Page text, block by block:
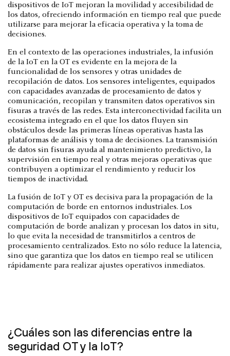
dispositivos de IoT mejoran la movilidad y accesibilidad de
los datos, ofreciendo información en tiempo real que puede
utilizarse para mejorar la eficacia operativa y la toma de
decisiones.
En el contexto de las operaciones industriales, la infusión
de la IoT en la OT es evidente en la mejora de la
funcionalidad de los sensores y otras unidades de
recopilación de datos. Los sensores inteligentes, equipados
con capacidades avanzadas de procesamiento de datos y
comunicación, recopilan y transmiten datos operativos sin
fisuras a través de las redes. Esta interconectividad facilita un
ecosistema integrado en el que los datos fluyen sin
obstáculos desde las primeras líneas operativas hasta las
plataformas de análisis y toma de decisiones. La transmisión
de datos sin fisuras ayuda al mantenimiento predictivo, la
supervisión en tiempo real y otras mejoras operativas que
contribuyen a optimizar el rendimiento y reducir los
tiempos de inactividad.
La fusión de IoT y OT es decisiva para la propagación de la
computación de borde en entornos industriales. Los
dispositivos de IoT equipados con capacidades de
computación de borde analizan y procesan los datos in situ,
lo que evita la necesidad de transmitirlos a centros de
procesamiento centralizados. Esto no sólo reduce la latencia,
sino que garantiza que los datos en tiempo real se utilicen
rápidamente para realizar ajustes operativos inmediatos.
¿Cuáles son las diferencias entre la
seguridad OT y la IoT?